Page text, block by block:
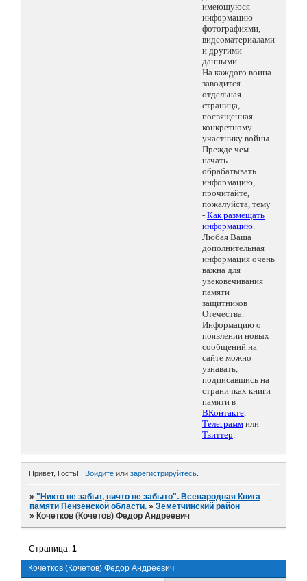
имеющуюся
информацию
фотографиями,
видеоматериалами
и другими
данными.
На каждого воина
заводится
отдельная
страница,
посвященная
конкретному
участнику войны.
Прежде чем
начать
обрабатывать
информацию,
прочитайте,
пожалуйста, тему
- Как размещать
информацию.
Любая Ваша
дополнительная
информация очень
важна для
увековечивания
памяти
защитников
Отечества.
Информацию о
появлении новых
сообщений на
сайте можно
узнавать,
подписавшись на
страничках книги
памяти в
ВКонтакте,
Телеграмм или
Твиттер.
Привет, Гость! Войдитеили зарегистрируйтесь.
»"Никто не забыт, ничто не забыто". Всенародная Книга
памяти Пензенской области. »Земетчинский район
» Кочетков (Кочетов) Федор Андреевич
Кочетков (Кочетов) Федор Андреевич
Страница:1